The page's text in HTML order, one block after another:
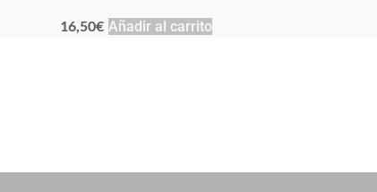
16,50€ Añadir al carrito